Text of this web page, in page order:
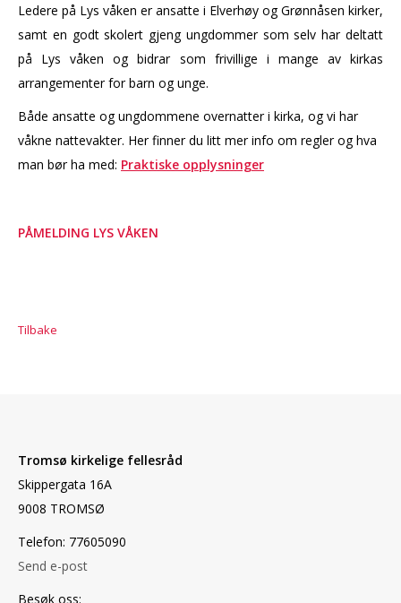
Ledere på Lys våken er ansatte i Elverhøy og Grønnåsen kirker,
samt en godt skolert gjeng ungdommer som selv har deltatt
på Lys våken og bidrar som frivillige i mange av kirkas
arrangementer for barn og unge.
Både ansatte og ungdommene overnatter i kirka, og vi har
våkne nattevakter. Her finner du litt mer info om regler og hva
man bør ha med: Praktiske opplysninger
PÅMELDING LYS VÅKEN
Tilbake
Tromsø kirkelige fellesråd
Skippergata 16A
9008 TROMSØ
Telefon: 77605090
Send e-post
Besøk oss: